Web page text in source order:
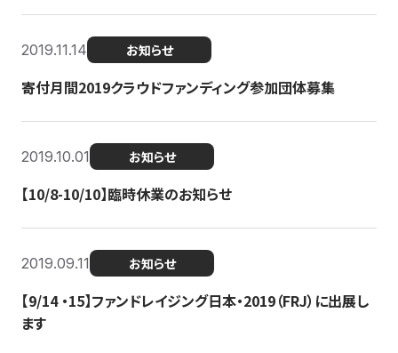
2019.11.14 お知らせ
寄付月間2019クラウドファンディング参加団体募集
2019.10.01 お知らせ
【10/8-10/10】臨時休業のお知らせ
2019.09.11 お知らせ
【9/14 ・15】ファンドレイジング日本・2019（FRJ）に出展し
ます